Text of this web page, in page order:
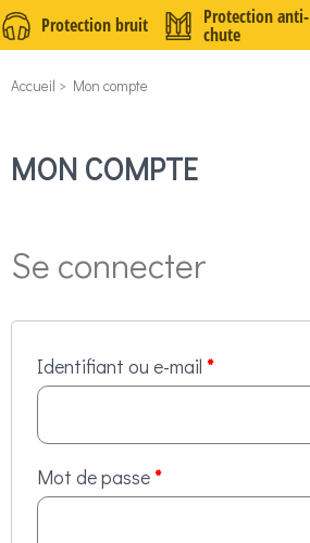
Protection bruit
Protection anti-
chute
Accueil > Mon compte
MON COMPTE
Se connecter
Identifiant ou e-mail *
Mot de passe*